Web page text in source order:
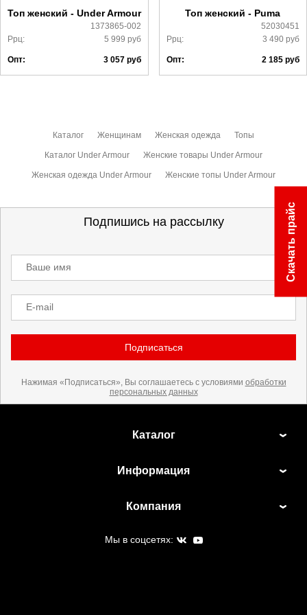
Топ женский - Under Armour
1373865-002
Ррц:
5 999 руб
Опт: 3 057руб
Топ женский - Puma
52030451
Ррц:
3 490 руб
Опт: 2 185 руб
Каталог Женщинам Женская одежда Топы
Каталог Under Armour Женские товары Under Armour
Женская одежда Under Armour Женские топы Under Armour
Подпишись на рассылку
Ваше имя
E-mail
Подписаться
Нажимая «Подписаться», Вы соглашаетесь с условиями обработки
персональных данных
Каталог
Информация
Компания
Мы в соцсетях:
Скачать прайс